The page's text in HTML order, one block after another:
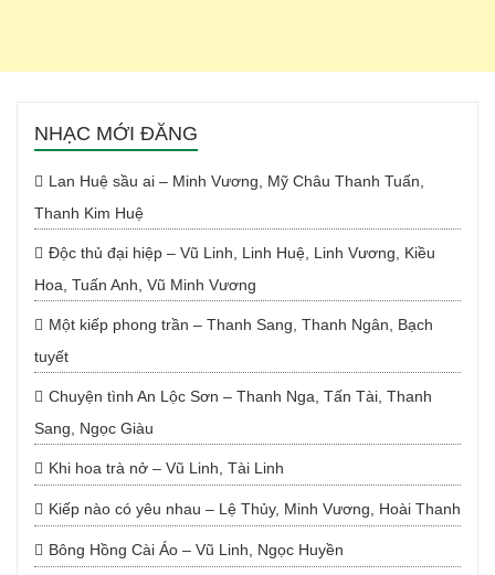
NHẠC MỚI ĐĂNG
Lan Huệ sầu ai – Minh Vương, Mỹ Châu Thanh Tuấn,
Thanh Kim Huệ
Độc thủ đại hiệp – Vũ Linh, Linh Huệ, Linh Vương, Kiều
Hoa, Tuấn Anh, Vũ Minh Vương
Một kiếp phong trần – Thanh Sang, Thanh Ngân, Bạch
tuyết
Chuyện tình An Lộc Sơn – Thanh Nga, Tấn Tài, Thanh
Sang, Ngọc Giàu
Khi hoa trà nở – Vũ Linh, Tài Linh
Kiếp nào có yêu nhau – Lệ Thủy, Minh Vương, Hoài Thanh
Bông Hồng Cài Áo – Vũ Linh, Ngọc Huyền